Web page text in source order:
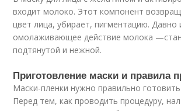
входит молоко. Этот компонент
цвет лица, убирает, пигментацию. Давно
омолаживающее действие молока
подтянутой и нежной.
Приготовление маски и правила
Маски-пленки нужно правильно
Перед тем, как проводить процедуру,